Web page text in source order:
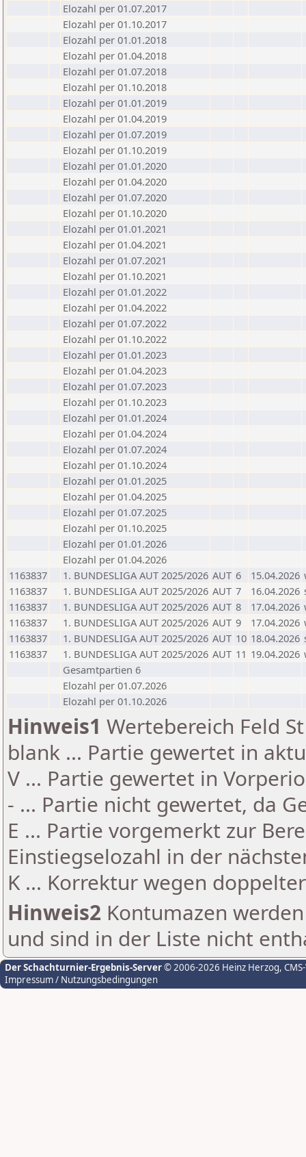
Elozahl per 01.07.2017
Elozahl per 01.10.2017
Elozahl per 01.01.2018
Elozahl per 01.04.2018
Elozahl per 01.07.2018
Elozahl per 01.10.2018
Elozahl per 01.01.2019
Elozahl per 01.04.2019
Elozahl per 01.07.2019
Elozahl per 01.10.2019
Elozahl per 01.01.2020
Elozahl per 01.04.2020
Elozahl per 01.07.2020
Elozahl per 01.10.2020
Elozahl per 01.01.2021
Elozahl per 01.04.2021
Elozahl per 01.07.2021
Elozahl per 01.10.2021
Elozahl per 01.01.2022
Elozahl per 01.04.2022
Elozahl per 01.07.2022
Elozahl per 01.10.2022
Elozahl per 01.01.2023
Elozahl per 01.04.2023
Elozahl per 01.07.2023
Elozahl per 01.10.2023
Elozahl per 01.01.2024
Elozahl per 01.04.2024
Elozahl per 01.07.2024
Elozahl per 01.10.2024
Elozahl per 01.01.2025
Elozahl per 01.04.2025
Elozahl per 01.07.2025
Elozahl per 01.10.2025
Elozahl per 01.01.2026
Elozahl per 01.04.2026
1163837
1. BUNDESLIGA AUT 2025/2026 AUT 6 15.04.2026
1163837
1. BUNDESLIGA AUT 2025/2026 AUT 7 16.04.2026
1163837
1. BUNDESLIGA AUT 2025/2026 AUT 8 17.04.2026
1163837
1. BUNDESLIGA AUT 2025/2026 AUT 9 17.04.2026
1163837
1. BUNDESLIGA AUT 2025/2026 AUT 10 18.04.2026
1163837
1. BUNDESLIGA AUT 2025/2026 AUT 11 19.04.2026
Gesamtpartien 6
Elozahl per 01.07.2026
Elozahl per 01.10.2026
Hinweis1 Wertebereich Feld
blank ... Partie gewertet in
V ... Partie gewertet in
- ... Partie nicht gewertet, da
E ... Partie vorgemerkt zur
Einstiegselozahl in der
K ... Korrektur wegen
Hinweis2 Kontumazen
und sind in der Liste nicht
Der Schachturnier-Ergebnis-Server© 2006-2026 Heinz Herzog,
Impressum / Nutzungsbedingungen